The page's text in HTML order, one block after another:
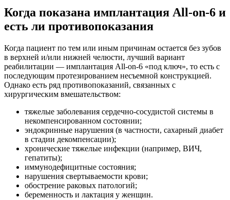
Когда показана имплантация All-on-6 и
есть ли противопоказания
Когда пациент по тем или иным причинам остается без зубов
в верхней и/или нижней челюсти, лучший вариант
реабилитации — имплантация All-on-6 «под ключ», то есть с
последующим протезированием несъемной конструкцией.
Однако есть ряд противопоказаний, связанных с
хирургическим вмешательством:
тяжелые заболевания сердечно-сосудистой системы в
некомпенсированном состоянии;
эндокринные нарушения (в частности, сахарный диабет
в стадии декомпенсации);
хронические тяжелые инфекции (например, ВИЧ,
гепатиты);
иммунодефицитные состояния;
нарушения свертываемости крови;
обострение раковых патологий;
беременность и лактация у женщин.